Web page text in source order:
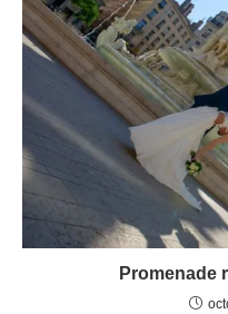
Promenade